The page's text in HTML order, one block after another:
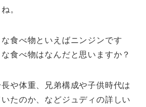
。
食べ物といえばニンジンです
食べ物はなんだと思いますか？
や体重、兄弟構成や子供時代は
たのか、などジュディの詳しい